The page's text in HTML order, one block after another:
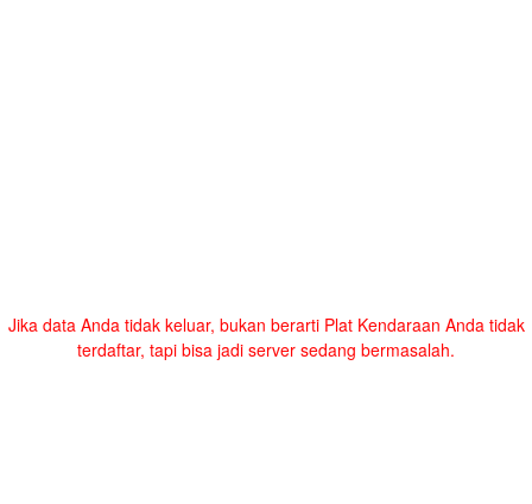
Jika data Anda tidak keluar, bukan berarti Plat Kendaraan Anda tidak
terdaftar, tapi bisa jadi server sedang bermasalah.